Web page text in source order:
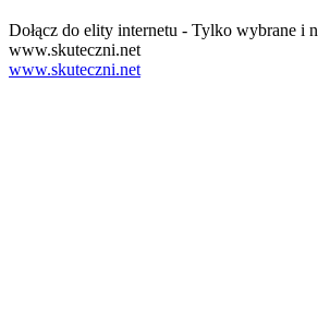
Dołącz do elity internetu - Tylko wybrane i
www.skuteczni.net
www.skuteczni.net